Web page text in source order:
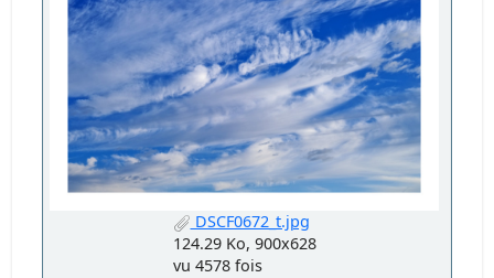
DSCF0672_t.jpg
124.29 Ko, 900x628
vu 4578 fois